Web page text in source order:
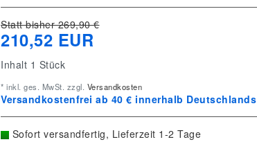
Statt bisher 269,90 €
210,52 EUR
Inhalt 1 Stück
* inkl. ges. MwSt. zzgl. Versandkosten
Versandkostenfrei ab 40 € innerhalb Deutschlands
Sofort versandfertig, Lieferzeit 1-2 Tage